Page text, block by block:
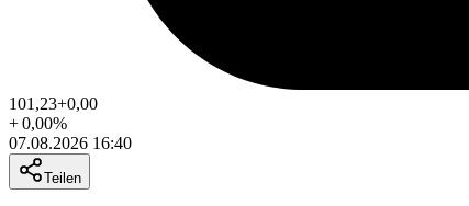
101,23+0,00
+0,00%
07.08.2026 16:40
Teilen